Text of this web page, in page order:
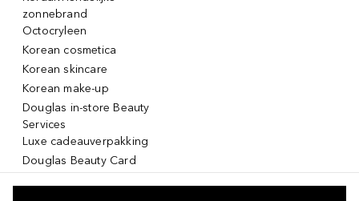
zonnebrand
Octocryleen
Korean cosmetica
Korean skincare
Korean make-up
Douglas in-store Beauty
Services
Luxe cadeauverpakking
Douglas Beauty Card